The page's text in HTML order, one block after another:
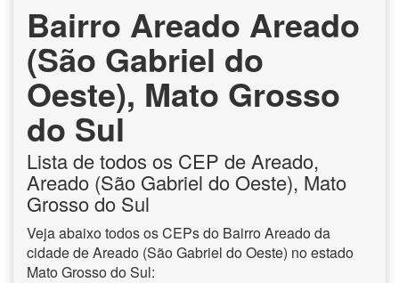
Bairro Areado Areado
(São Gabriel do
Oeste), Mato Grosso
do Sul
Lista de todos os CEP de Areado,
Areado (São Gabriel do Oeste), Mato
Grosso do Sul
Veja abaixo todos os CEPs do Bairro Areado da
cidade de Areado (São Gabriel do Oeste) no estado
Mato Grosso do Sul: